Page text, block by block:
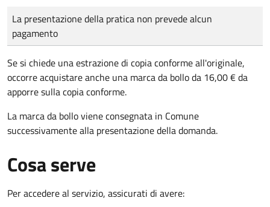
Tipo di pagamento
Importo
La presentazione della pratica non prevede alcun
pagamento
Se si chiede una estrazione di copia conforme all'originale,
occorre acquistare anche una marca da bollo da 16,00 € da
apporre sulla copia conforme.
La marca da bollo viene consegnata in Comune
successivamente alla presentazione della domanda.
Cosa serve
Per accedere al servizio, assicurati di avere: